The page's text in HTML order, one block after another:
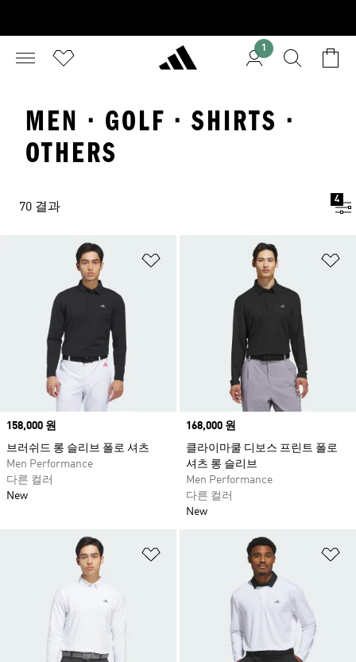
1
MEN · GOLF · SHIRTS ·
OTHERS
70 결과
4
위시리스트 담기
Price
158,000 원
브러쉬드 롱 슬리브 폴로 셔츠
Men Performance
다른 컬러
New
Price
168,000 원
클라이마쿨 디보스 프린트 폴로
셔츠 롱 슬리브
Men Performance
다른 컬러
New
위시리스트 담기